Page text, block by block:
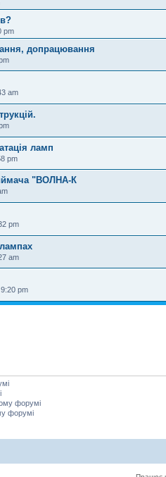
pm
допрацювання
am
ламп
pm
"ВОЛНА-К
pm
am
pm
форумі
форумі